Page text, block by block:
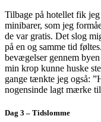
Tilbage på hotellet fik
minibarer, som jeg
de var gratis. Det slog
på en og samme tid
bevægelser gennem
min krop kunne huske
gange tænkte jeg også:
nogensinde lagt mærke
Dag 3 – Tidslomme